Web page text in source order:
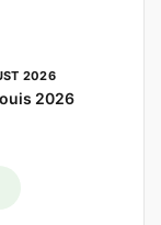
2026
2026